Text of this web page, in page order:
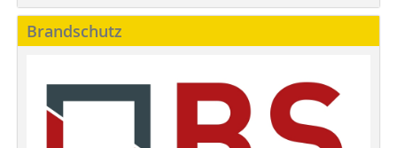
Brandschutz